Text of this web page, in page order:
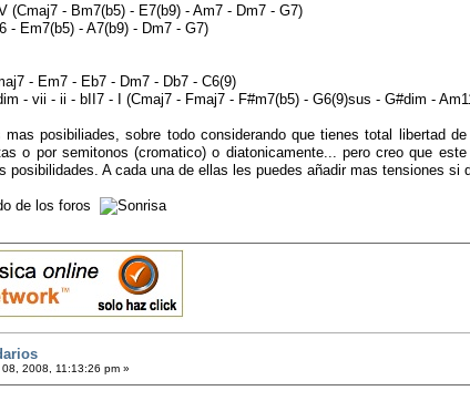
(Cmaj7 - Bm7(b5) - E7(b9) - Am7 - Dm7 - G7)
- Em7(b5) - A7(b9) - Dm7 - G7)
- Em7 - Eb7 - Dm7 - Db7 - C6(9)
- vii - ii - bII7 - I (Cmaj7 - Fmaj7 - F#m7(b5) - G6(9)sus - G#dim -
posibiliades, sobre todo considerando que tienes total libertad
o por semitonos (cromatico) o diatonicamente... pero creo que
posibilidades. A cada una de ellas les puedes añadir mas tensiones si
de los foros
08, 2008, 11:13:26 pm »